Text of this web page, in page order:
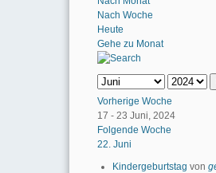
Nach Woche
Heute
Gehe zu Monat
Vorherige Woche
17 - 23 Juni, 2024
Folgende Woche
22. Juni
Kindergeburtstag von